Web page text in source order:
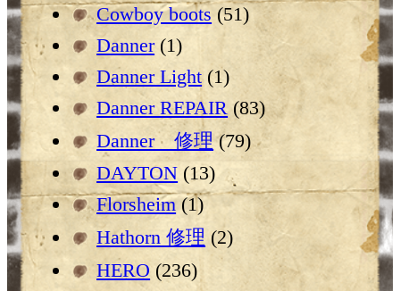
Cowboy boots (51)
Danner(1)
Danner Light (1)
Danner REPAIR (83)
Danner 修理(79)
DAYTON (13)
Florsheim(1)
Hathorn 修理 (2)
HERO (236)